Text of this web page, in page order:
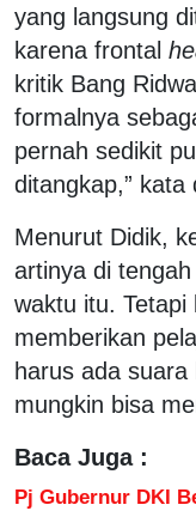
yang langsung
karena frontal
kritik Bang
formalnya
pernah sedikit
ditangkap,” kata
Menurut Didik,
artinya di
waktu itu. Tetapi
memberikan
harus ada
mungkin bisa
Baca Juga :
Pj Gubernur DKI